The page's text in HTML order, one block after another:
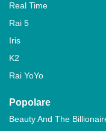
Real Time
Rai 5
Iris
K2
Rai YoYo
Popolare
Beauty And The